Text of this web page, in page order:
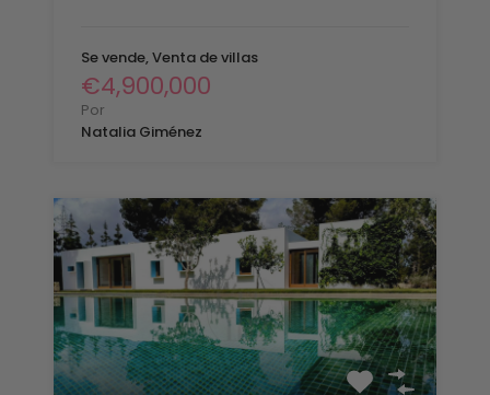
Se vende, Venta de villas
€4,900,000
Por
Natalia Giménez